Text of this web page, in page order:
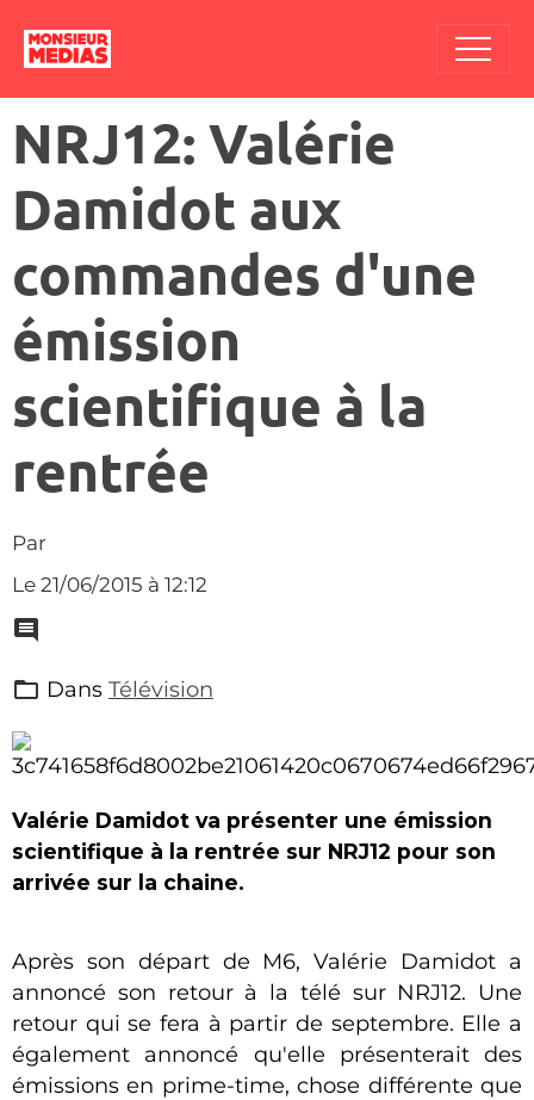
NRJ12: Valérie
Damidot aux
commandes d'une
émission
scientifique à la
rentrée
Par
Le 21/06/2015 à 12:12
Dans Télévision
Valérie Damidot va présenter une émission
scientifique à la rentrée sur NRJ12 pour son
arrivée sur la chaine.
Après son départ de M6, Valérie Damidot a
annoncé son retour à la télé sur NRJ12. Une
retour qui se fera à partir de septembre. Elle a
également annoncé qu'elle présenterait des
émissions en prime-time, chose différente que